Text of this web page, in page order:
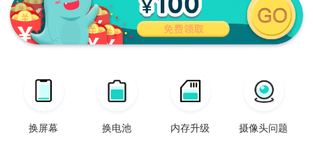
换屏幕 换电池 内存升级 摄像头问题